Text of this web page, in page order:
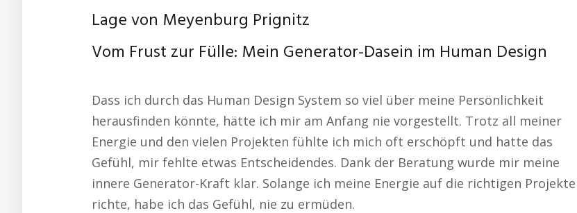
Lage von Meyenburg Prignitz
Vom Frust zur Fülle: Mein Generator-Dasein im Human Design
Dass ich durch das Human Design System so viel über meine Persönlichkeit
herausfinden könnte, hätte ich mir am Anfang nie vorgestellt. Trotz all meiner
Energie und den vielen Projekten fühlte ich mich oft erschöpft und hatte das
Gefühl, mir fehlte etwas Entscheidendes. Dank der Beratung wurde mir meine
innere Generator-Kraft klar. Solange ich meine Energie auf die richtigen Projekte
richte, habe ich das Gefühl, nie zu ermüden.